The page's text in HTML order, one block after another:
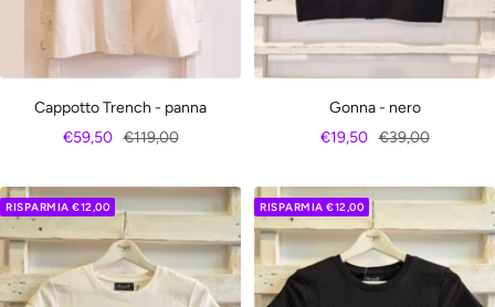
Cappotto Trench - panna
Prezzo
vendita
€59,50 Prezzo
€119,00
Gonna - nero
Prezzo
vendita
€19,50 Prezzo
€39,00
RISPARMIA €12,00 RISPARMIA €12,00